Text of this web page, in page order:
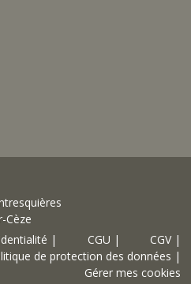
Cèze
| CGU |
CGV |
de protection des données |
Gérer mes cookies